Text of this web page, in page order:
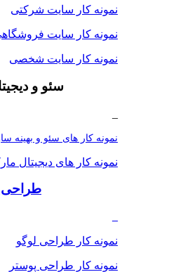
نمونه کار سایت شرکتی
نمونه کار سایت
نمونه کار سایت شخصی
سئو و
نمونه کار های سئو و بهینه
نمونه کار های دیجیتال
طراحی
نمونه کار طراحی لوگو
نمونه کار طراحی پوستر